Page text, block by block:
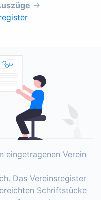
→
eingetragenen Verein
Das Vereinsregister
Schriftstücke